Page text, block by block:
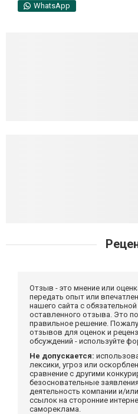
WhatsApp
Отзыв - это мнение или
передать опыт или
нашего сайта с
оставленного отзыва. Это
правильное решение.
отзывов для оценок и
обсуждений - используйте
Не допускается:
лексики, угроз или
сравнение с другими
безосновательные
деятельность компании и/
ссылок на сторонние
самореклама.